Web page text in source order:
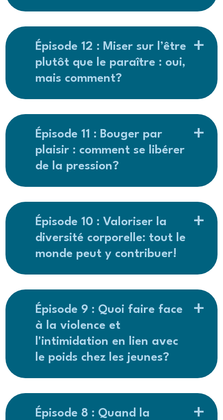
Épisode 12 : Miser sur l’être
plutôt que le paraître : oui,
mais comment?
Épisode 11 : Bouger par
plaisir : comment se libérer
de la pression?
Épisode 10 : Valoriser la
diversité corporelle: tout le
monde peut y contribuer!
Épisode 9 : Quoi faire face
à la violence et
l'intimidation en lien avec
le poids chez les jeunes?
Épisode 8 : Quand la